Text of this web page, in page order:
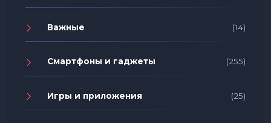
Важные (14)
Смартфоны и гаджеты (255)
Игры и приложения (25)